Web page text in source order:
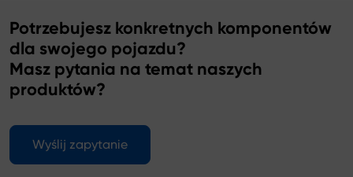
Potrzebujesz konkretnych komponentów
dla swojego pojazdu?
Masz pytania na temat naszych
produktów?
Wyślij zapytanie